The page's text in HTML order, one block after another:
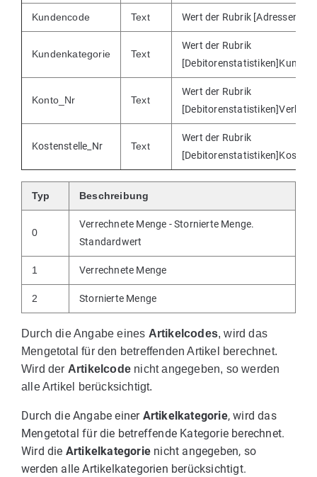
Kundencode Text Wert der Rubrik
Kundenkategorie Text
Wert der Rubrik
Konto_Nr Text
Wert der Rubrik
Kostenstelle_Nr Text
Wert der Rubrik
Typ Beschreibung
0
Verrechnete Menge - Stornierte Menge.
Standardwert
1 Verrechnete Menge
2 Stornierte Menge
Durch die Angabe eines Artikelcodes, wird das
Mengetotal für den betreffenden Artikel berechnet.
Wird der Artikelcode nicht angegeben, so werden
alle Artikel berücksichtigt.
Durch die Angabe einer Artikelkategorie, wird das
Mengetotal für die betreffende Kategorie berechnet.
Wird die Artikelkategorie nicht angegeben, so
werden alle Artikelkategorien berücksichtigt.